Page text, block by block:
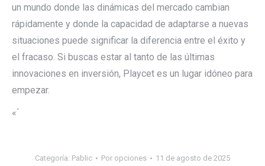
un mundo donde las dinámicas del mercado cambian
rápidamente y donde la capacidad de adaptarse a nuevas
situaciones puede significar la diferencia entre el éxito y
el fracaso. Si buscas estar al tanto de las últimas
innovaciones en inversión, Playcet es un lugar idóneo para
empezar.
«`
Categoría: Pablic Por opciones 11 de agosto de 2025